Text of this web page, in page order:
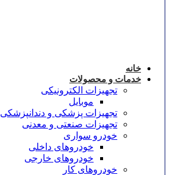
خانه
خدمات و محصولات
تجهیزات الکترونیکی
موبایل
تجهیزات پزشکی و دندانپزشکی
تجهیزات صنعتی و معدنی
خودرو سواری
خودروهای داخلی
خودروهای خارجی
خودروهای کار